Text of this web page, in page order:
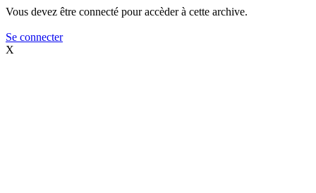
Vous devez être connecté pour accèder à cette archive.
Se connecter
X